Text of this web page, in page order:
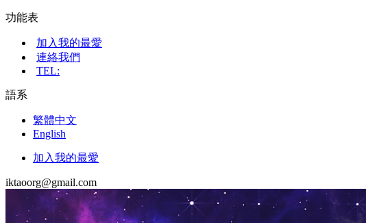
功能表
加入我的最愛
連絡我們
TEL:
語系
繁體中文
English
加入我的最愛
iktaoorg@gmail.com